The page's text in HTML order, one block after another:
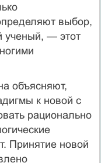
выбор,
ученый, — этот
объясняют,
к новой с
рационально
Принятие новой